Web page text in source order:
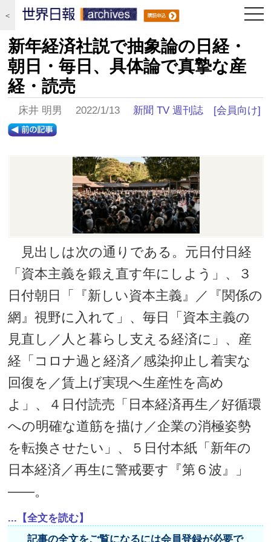
＜
新年経済社説で抽象論の日経・
朝日・毎日、具体論で真摯な産
経・読売
床井 明男 2022/1/13 新聞 TV 週刊誌 [会員向け]
見出しは次の通りである。元日付日経
「資本主義を鍛え直す年にしよう」、３
日付朝日「『新しい資本主義』／『関係の
網』視野に入れて」、毎日「資本主義の
見直し／人と暮らし支える経済に」、産
経「コロナ過と経済／感染抑止し着実な
回復を／賃上げ実現へ生産性を高め
よ」、４日付読売「日本経済再生／好循環
への明確な道筋を描け／企業の消極姿勢
を転換させたい」、５日付本紙「新年の
日本経済／再生に警戒要す『第６波』」
――。
...【全文を読む】
記事の全文をご覧になるには会員登録が必要で